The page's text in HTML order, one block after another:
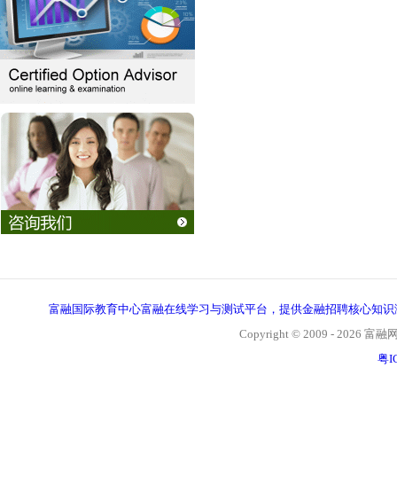
富融国际教育中心富融在线学习与测试平台，提供金融招聘核心知
Copyright © 2009 - 2026 富融
粤